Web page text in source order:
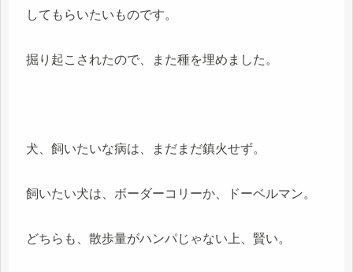
してもらいたいものです。
掘り起こされたので、また種を埋めました。
犬、飼いたいな病は、まだまだ鎮火せず。
飼いたい犬は、ボーダーコリーか、ドーベルマン。
どちらも、散歩量がハンパじゃない上、賢い。